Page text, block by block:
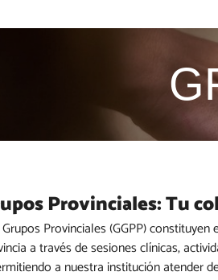
Provinciales: Tu
Provinciales (GGPP)
a través de sesiones clínicas,
a nuestra institución atender